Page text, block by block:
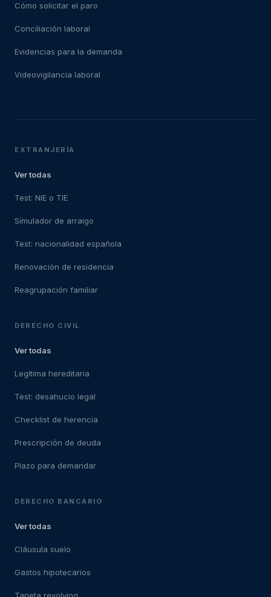
Cómo solicitar el paro
Conciliación laboral
Evidencias para la demanda
Videovigilancia laboral
EXTRANJERÍA
Ver todas
Test: NIE o TIE
Simulador de arraigo
Test: nacionalidad española
Renovación de residencia
Reagrupación familiar
DERECHO CIVIL
Ver todas
Legítima hereditaria
Test: desahucio legal
Checklist de herencia
Prescripción de deuda
Plazo para demandar
DERECHO BANCARIO
Ver todas
Cláusula suelo
Gastos hipotecarios